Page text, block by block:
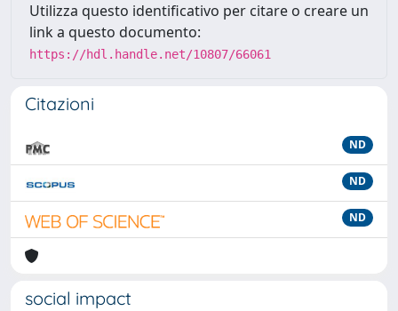
Utilizza questo identificativo per citare o creare un
link a questo documento:
https://hdl.handle.net/10807/66061
Citazioni
ND
ND
ND
social impact